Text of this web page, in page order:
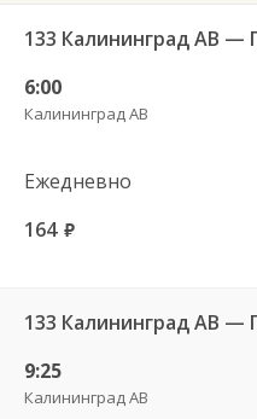
6:00
Калининград АВ
Ежедневно
164 руб.
9:25
Калининград АВ